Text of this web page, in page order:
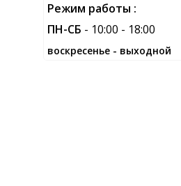
Режим работы :
ПН-СБ - 10:00 - 18:00
воскресенье - выходной